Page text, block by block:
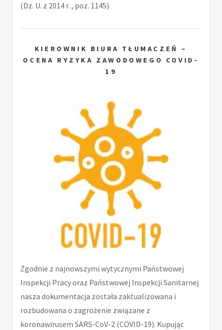
(Dz. U. z 2014 r. , poz. 1145).
KIEROWNIK BIURA TŁUMACZEŃ –
OCENA RYZYKA ZAWODOWEGO COVID-
19
Zgodnie z najnowszymi wytycznymi Państwowej
Inspekcji Pracy oraz Państwowej Inspekcji Sanitarnej
nasza dokumentacja została zaktualizowana i
rozbudowana o zagrożenie związane z
koronawirusem SARS-CoV-2 (COVID-19). Kupując